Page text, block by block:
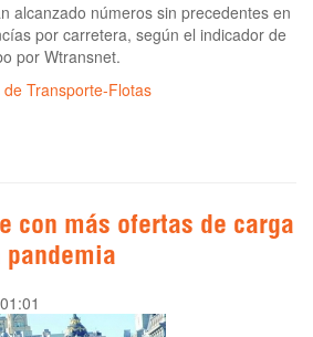
alcanzado números sin precedentes en
por carretera, según el indicador de
por Wtransnet.
de Transporte-Flotas
con más ofertas de carga
pandemia